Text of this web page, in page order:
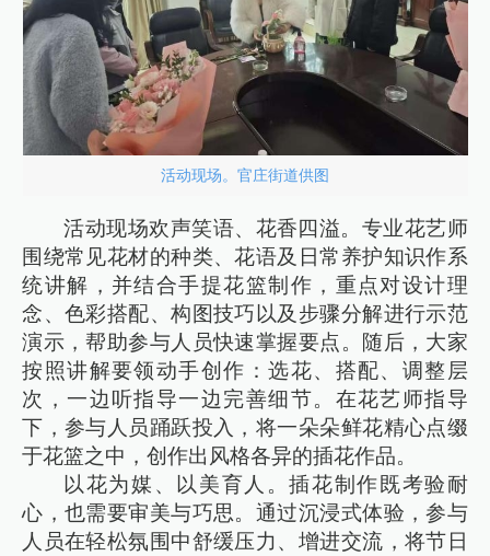
活动现场。官庄街道供图
活动现场欢声笑语、花香四溢。专业花艺师
围绕常见花材的种类、花语及日常养护知识作系
统讲解，并结合手提花篮制作，重点对设计理
念、色彩搭配、构图技巧以及步骤分解进行示范
演示，帮助参与人员快速掌握要点。随后，大家
按照讲解要领动手创作：选花、搭配、调整层
次，一边听指导一边完善细节。在花艺师指导
下，参与人员踊跃投入，将一朵朵鲜花精心点缀
于花篮之中，创作出风格各异的插花作品。
以花为媒、以美育人。插花制作既考验耐
心，也需要审美与巧思。通过沉浸式体验，参与
人员在轻松氛围中舒缓压力、增进交流，将节日